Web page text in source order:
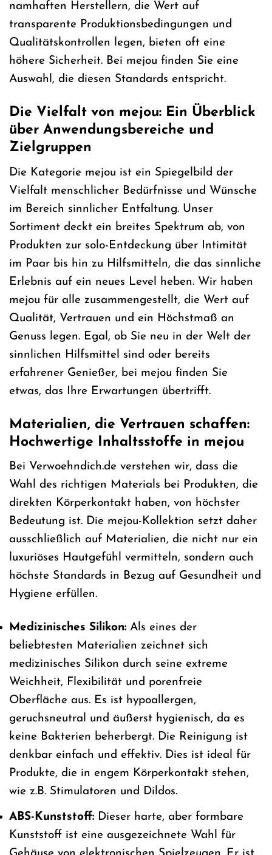
namhaften Herstellern, die Wert auf
transparente Produktionsbedingungen und
Qualitätskontrollen legen, bieten oft eine
höhere Sicherheit. Bei mejou finden Sie eine
Auswahl, die diesen Standards entspricht.
Die Vielfalt von mejou: Ein Überblick
über Anwendungsbereiche und
Zielgruppen
Die Kategorie mejou ist ein Spiegelbild der
Vielfalt menschlicher Bedürfnisse und Wünsche
im Bereich sinnlicher Entfaltung. Unser
Sortiment deckt ein breites Spektrum ab, von
Produkten zur solo-Entdeckung über Intimität
im Paar bis hin zu Hilfsmitteln, die das sinnliche
Erlebnis auf ein neues Level heben. Wir haben
mejou für alle zusammengestellt, die Wert auf
Qualität, Vertrauen und ein Höchstmaß an
Genuss legen. Egal, ob Sie neu in der Welt der
sinnlichen Hilfsmittel sind oder bereits
erfahrener Genießer, bei mejou finden Sie
etwas, das Ihre Erwartungen übertrifft.
Materialien, die Vertrauen schaffen:
Hochwertige Inhaltsstoffe in mejou
Bei Verwoehndich.de verstehen wir, dass die
Wahl des richtigen Materials bei Produkten, die
direkten Körperkontakt haben, von höchster
Bedeutung ist. Die mejou-Kollektion setzt daher
ausschließlich auf Materialien, die nicht nur ein
luxuriöses Hautgefühl vermitteln, sondern auch
höchste Standards in Bezug auf Gesundheit und
Hygiene erfüllen.
Medizinisches Silikon: Als eines der
beliebtesten Materialien zeichnet sich
medizinisches Silikon durch seine extreme
Weichheit, Flexibilität und porenfreie
Oberfläche aus. Es ist hypoallergen,
geruchsneutral und äußerst hygienisch, da es
keine Bakterien beherbergt. Die Reinigung ist
denkbar einfach und effektiv. Dies ist ideal für
Produkte, die in engem Körperkontakt stehen,
wie z.B. Stimulatoren und Dildos.
ABS-Kunststoff: Dieser harte, aber formbare
Kunststoff ist eine ausgezeichnete Wahl für